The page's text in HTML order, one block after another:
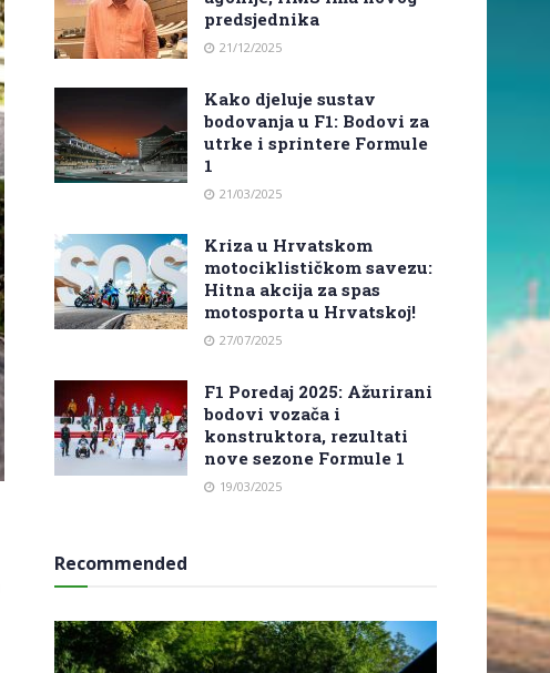
predsjednika
21/12/2025
Kako djeluje sustav
bodovanja u F1: Bodovi za
utrke i sprintere Formule
1
21/03/2025
Kriza u Hrvatskom
motociklističkom savezu:
Hitna akcija za spas
motosporta u Hrvatskoj!
27/07/2025
F1 Poredaj 2025: Ažurirani
bodovi vozača i
konstruktora, rezultati
nove sezone Formule 1
19/03/2025
Recommended